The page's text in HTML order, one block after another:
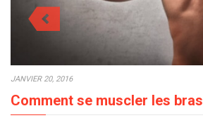
JANVIER 20, 2016
Comment se muscler les bras